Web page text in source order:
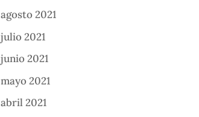
agosto 2021
julio 2021
junio 2021
mayo 2021
abril 2021